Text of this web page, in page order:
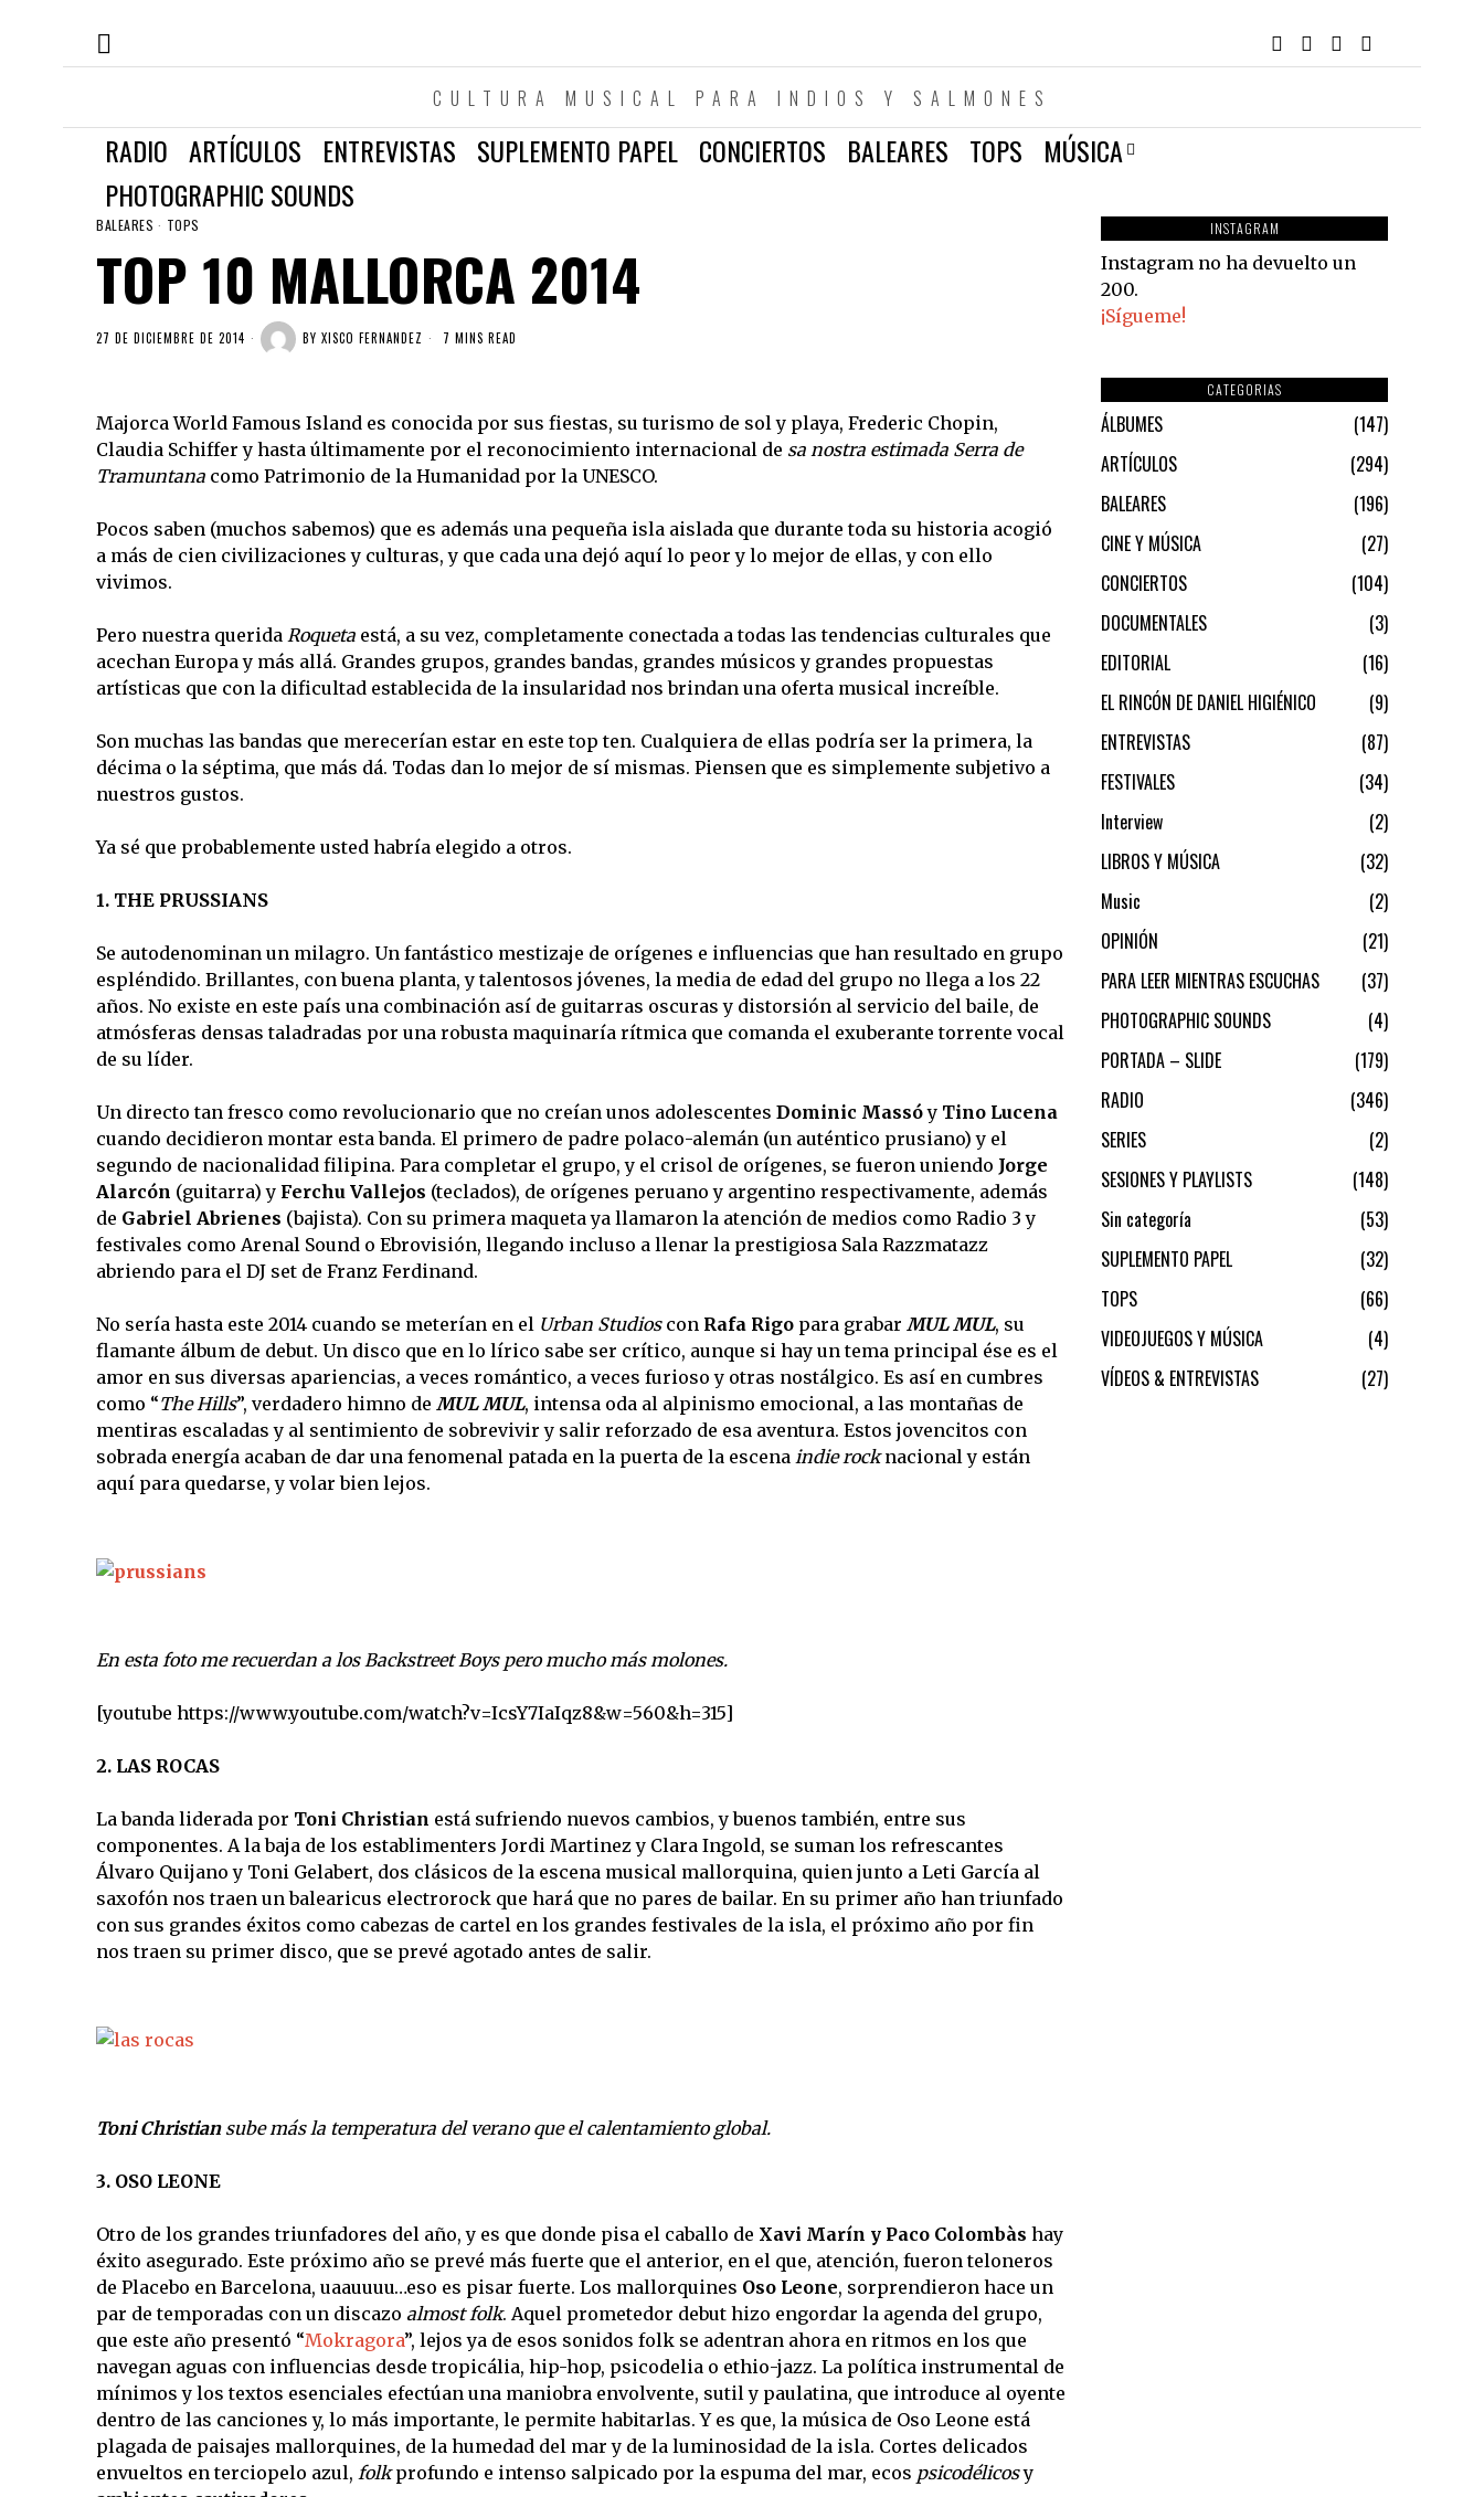
CULTURA MUSICAL PARA INDIOS Y SALMONES
RADIO ARTÍCULOS ENTREVISTAS SUPLEMENTO PAPEL CONCIERTOS BALEARES TOPS
MÚSICA
PHOTOGRAPHIC SOUNDS
BALEARES · TOPS
TOP 10 MALLORCA 2014
27 DE DICIEMBRE DE 2014 BY XISCO FERNANDEZ 7 MINS READ
Majorca World Famous Island es conocida por sus fiestas, su turismo de sol y playa, Frederic Chopin,
Claudia Schiffer y hasta últimamente por el reconocimiento internacional de sa nostra estimada Serra de
Tramuntana como Patrimonio de la Humanidad por la UNESCO.
Pocos saben (muchos sabemos) que es además una pequeña isla aislada que durante toda su historia acogió
a más de cien civilizaciones y culturas, y que cada una dejó aquí lo peor y lo mejor de ellas, y con ello
vivimos.
Pero nuestra querida Roqueta está, a su vez, completamente conectada a todas las tendencias culturales que
acechan Europa y más allá. Grandes grupos, grandes bandas, grandes músicos y grandes propuestas
artísticas que con la dificultad establecida de la insularidad nos brindan una oferta musical increíble.
Son muchas las bandas que merecerían estar en este top ten. Cualquiera de ellas podría ser la primera, la
décima o la séptima, que más dá. Todas dan lo mejor de sí mismas. Piensen que es simplemente subjetivo a
nuestros gustos.
Ya sé que probablemente usted habría elegido a otros.
1. THE PRUSSIANS
Se autodenominan un milagro. Un fantástico mestizaje de orígenes e influencias que han resultado en grupo
espléndido. Brillantes, con buena planta, y talentosos jóvenes, la media de edad del grupo no llega a los 22
años. No existe en este país una combinación así de guitarras oscuras y distorsión al servicio del baile, de
atmósferas densas taladradas por una robusta maquinaría rítmica que comanda el exuberante torrente vocal
de su líder.
Un directo tan fresco como revolucionario que no creían unos adolescentes Dominic Massóy Tino Lucena
cuando decidieron montar esta banda. El primero de padre polaco-alemán (un auténtico prusiano) y el
segundo de nacionalidad filipina. Para completar el grupo, y el crisol de orígenes, se fueron uniendo Jorge
Alarcón (guitarra) y Ferchu Vallejos (teclados), de orígenes peruano y argentino respectivamente, además
de Gabriel Abrienes (bajista). Con su primera maqueta ya llamaron la atención de medios como Radio 3 y
festivales como Arenal Sound o Ebrovisión, llegando incluso a llenar la prestigiosa Sala Razzmatazz
abriendo para el DJ set de Franz Ferdinand.
No sería hasta este 2014 cuando se meterían en el Urban Studios con Rafa Rigo para grabar MUL MUL, su
flamante álbum de debut. Un disco que en lo lírico sabe ser crítico, aunque si hay un tema principal ése es el
amor en sus diversas apariencias, a veces romántico, a veces furioso y otras nostálgico. Es así en cumbres
como “The Hills”, verdadero himno de MUL MUL, intensa oda al alpinismo emocional, a las montañas de
mentiras escaladas y al sentimiento de sobrevivir y salir reforzado de esa aventura. Estos jovencitos con
sobrada energía acaban de dar una fenomenal patada en la puerta de la escena indie rocknacional y están
aquí para quedarse, y volar bien lejos.
En esta foto me recuerdan a los Backstreet Boys pero mucho más molones.
[youtube https://www.youtube.com/watch?v=IcsY7IaIqz8&w=560&h=315]
2. LAS ROCAS
La banda liderada por Toni Christian está sufriendo nuevos cambios, y buenos también, entre sus
componentes. A la baja de los establimenters Jordi Martinez y Clara Ingold, se suman los refrescantes
Álvaro Quijano y Toni Gelabert, dos clásicos de la escena musical mallorquina, quien junto a Leti García al
saxofón nos traen un balearicus electrorock que hará que no pares de bailar. En su primer año han triunfado
con sus grandes éxitos como cabezas de cartel en los grandes festivales de la isla, el próximo año por fin
nos traen su primer disco, que se prevé agotado antes de salir.
Toni Christiansube más la temperatura del verano que el calentamiento global.
3. OSO LEONE
Otro de los grandes triunfadores del año, y es que donde pisa el caballo de Xavi Marín y Paco Colombàs hay
éxito asegurado. Este próximo año se prevé más fuerte que el anterior, en el que, atención, fueron teloneros
de Placebo en Barcelona, uaauuuu…eso es pisar fuerte. Los mallorquines Oso Leone, sorprendieron hace un
par de temporadas con un discazo almost folk. Aquel prometedor debut hizo engordar la agenda del grupo,
que este año presentó “Mokragora”, lejos ya de esos sonidos folk se adentran ahora en ritmos en los que
navegan aguas con influencias desde tropicália, hip-hop, psicodelia o ethio-jazz. La política instrumental de
mínimos y los textos esenciales efectúan una maniobra envolvente, sutil y paulatina, que introduce al oyente
dentro de las canciones y, lo más importante, le permite habitarlas. Y es que, la música de Oso Leone está
plagada de paisajes mallorquines, de la humedad del mar y de la luminosidad de la isla. Cortes delicados
envueltos en terciopelo azul, folkprofundo e intenso salpicado por la espuma del mar, ecos psicodélicosy
INSTAGRAM
Instagram no ha devuelto un
200.
¡Sígueme!
CATEGORIAS
ÁLBUMES
147
ARTÍCULOS
294
BALEARES
196
CINE Y MÚSICA
27
CONCIERTOS
104
DOCUMENTALES
3
EDITORIAL
16
EL RINCÓN DE DANIEL HIGIÉNICO
9
ENTREVISTAS
87
FESTIVALES
34
Interview
2
LIBROS Y MÚSICA
32
Music
2
OPINIÓN
21
PARA LEER MIENTRAS ESCUCHAS
37
PHOTOGRAPHIC SOUNDS
4
PORTADA – SLIDE
179
RADIO
346
SERIES
2
SESIONES Y PLAYLISTS
148
Sin categoría
53
SUPLEMENTO PAPEL
32
TOPS
66
VIDEOJUEGOS Y MÚSICA
4
VÍDEOS & ENTREVISTAS
27